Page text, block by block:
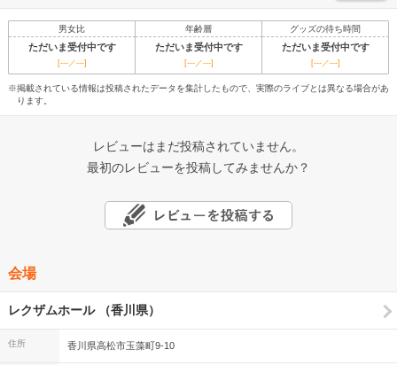
男女比 年齢層 グッズの待ち時間
ただいま受付中です ただいま受付中です ただいま受付中です
[---／---] [---／---] [---／---]
※掲載されている情報は投稿されたデータを集計したもので、実際のライブとは異なる場合があ
ります。
レビューはまだ投稿されていません。
最初のレビューを投稿してみませんか？
会場
レクザムホール （香川県）
住所 香川県高松市玉藻町9-10